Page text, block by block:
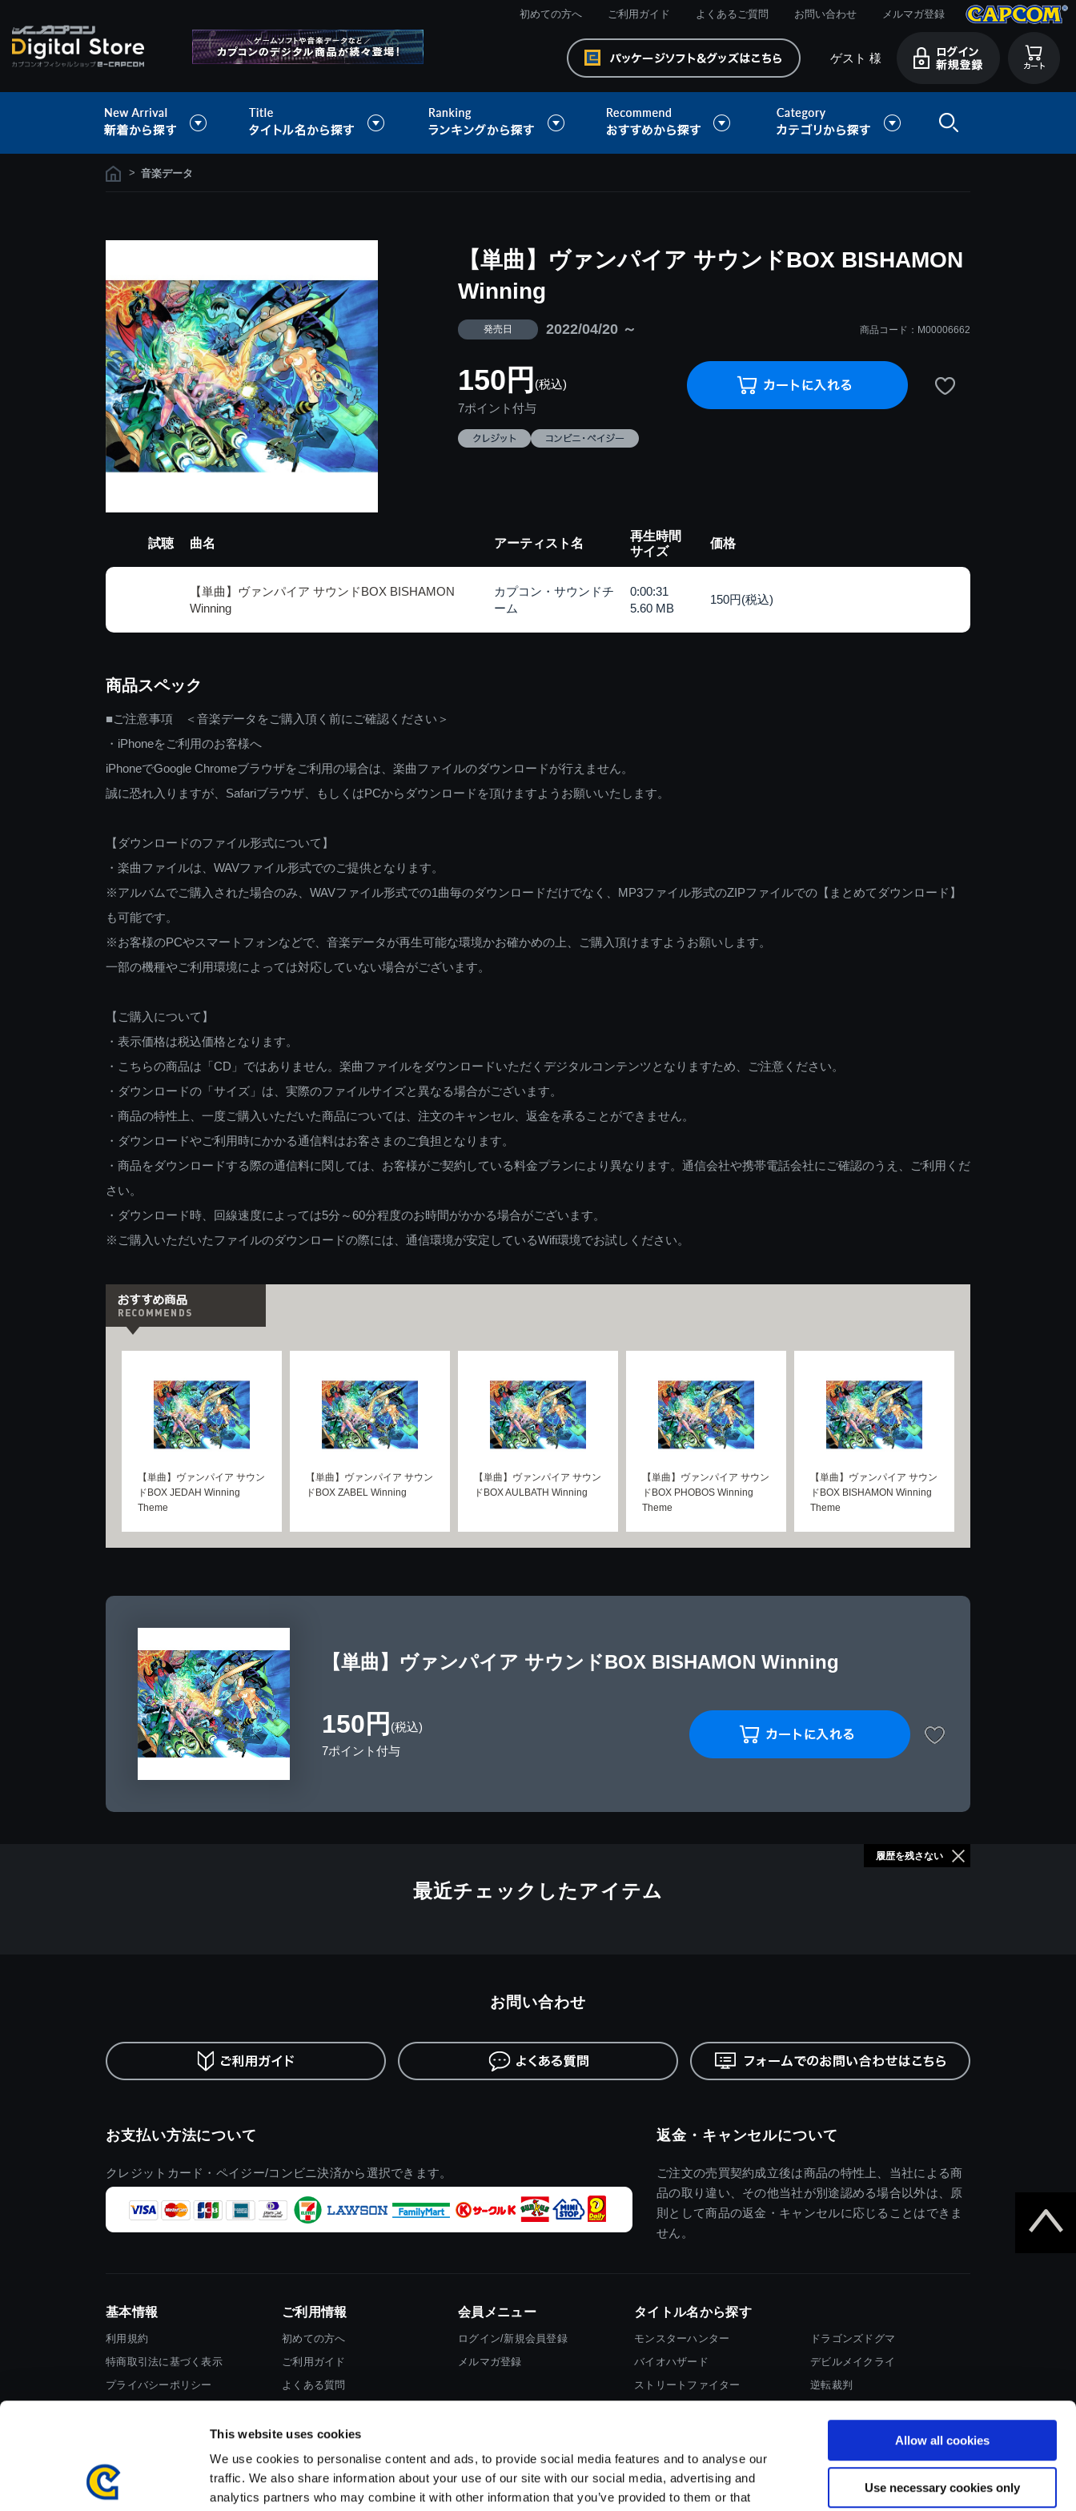
This website uses cookies
We use cookies to personalise content and ads, to provide social media features and to analyse our
traffic. We also share information about your use of our site with our social media, advertising and
analytics partners who may combine it with other information that you’ve provided to them or that
Allow all cookies
Use necessary cookies only
初めての方へ ご利用ガイド よくあるご質問 お問い合わせ メルマガ登録
ゲスト 様
> 音楽データ
【単曲】ヴァンパイア サウンドBOX BISHAMON
Winning
発売日 2022/04/20 ～ 商品コード：M00006662
150円 (税込)
7ポイント付与
試聴 曲名 アーティスト名
再生時間
サイズ
価格
【単曲】ヴァンパイア サウンドBOX BISHAMON
Winning
カプコン・サウンドチ
ーム
0:00:31
5.60 MB
150円(税込)
商品スペック
■ご注意事項 ＜音楽データをご購入頂く前にご確認ください＞
・iPhoneをご利用のお客様へ
iPhoneでGoogle Chromeブラウザをご利用の場合は、楽曲ファイルのダウンロードが行えません。
誠に恐れ入りますが、Safariブラウザ、もしくはPCからダウンロードを頂けますようお願いいたします。
【ダウンロードのファイル形式について】
・楽曲ファイルは、WAVファイル形式でのご提供となります。
※アルバムでご購入された場合のみ、WAVファイル形式での1曲毎のダウンロードだけでなく、MP3ファイル形式のZIPファイルでの【まとめてダウンロード】
も可能です。
※お客様のPCやスマートフォンなどで、音楽データが再生可能な環境かお確かめの上、ご購入頂けますようお願いします。
一部の機種やご利用環境によっては対応していない場合がございます。
【ご購入について】
・表示価格は税込価格となります。
・こちらの商品は「CD」ではありません。楽曲ファイルをダウンロードいただくデジタルコンテンツとなりますため、ご注意ください。
・ダウンロードの「サイズ」は、実際のファイルサイズと異なる場合がございます。
・商品の特性上、一度ご購入いただいた商品については、注文のキャンセル、返金を承ることができません。
・ダウンロードやご利用時にかかる通信料はお客さまのご負担となります。
・商品をダウンロードする際の通信料に関しては、お客様がご契約している料金プランにより異なります。通信会社や携帯電話会社にご確認のうえ、ご利用くだ
さい。
・ダウンロード時、回線速度によっては5分～60分程度のお時間がかかる場合がございます。
※ご購入いただいたファイルのダウンロードの際には、通信環境が安定しているWifi環境でお試しください。
【単曲】ヴァンパイア サウン
ドBOX JEDAH Winning
Theme
【単曲】ヴァンパイア サウン
ドBOX ZABEL Winning
【単曲】ヴァンパイア サウン
ドBOX AULBATH Winning
【単曲】ヴァンパイア サウン
ドBOX PHOBOS Winning
Theme
【単曲】ヴァンパイア サウン
ドBOX BISHAMON Winning
Theme
【単曲】ヴァンパイア サウンドBOX BISHAMON Winning
150円 (税込)
7ポイント付与
最近チェックしたアイテム
履歴を残さない
お支払い方法について
クレジットカード・ペイジー/コンビニ決済から選択できます。
返金・キャンセルについて
ご注文の売買契約成立後は商品の特性上、当社による商
品の取り違い、その他当社が別途認める場合以外は、原
則として商品の返金・キャンセルに応じることはできま
せん。
お問い合わせ
基本情報
利用規約
特商取引法に基づく表示
プライバシーポリシー
ご利用情報
初めての方へ
ご利用ガイド
よくある質問
会員メニュー
ログイン/新規会員登録
メルマガ登録
タイトル名から探す
モンスターハンター
バイオハザード
ストリートファイター
ドラゴンズドグマ
デビルメイクライ
逆転裁判